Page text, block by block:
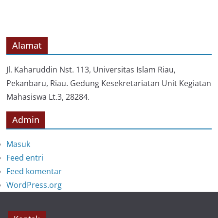
r
i
Alamat
Jl. Kaharuddin Nst. 113, Universitas Islam Riau,
Pekanbaru, Riau. Gedung Kesekretariatan Unit Kegiatan
Mahasiswa Lt.3, 28284.
Admin
Masuk
Feed entri
Feed komentar
WordPress.org